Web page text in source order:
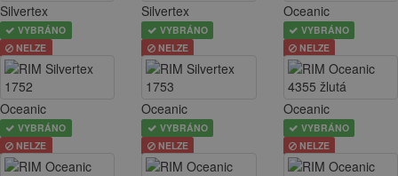
Silvertex
VYBRÁNO
NELZE
Silvertex
VYBRÁNO
NELZE
Oceanic
VYBRÁNO
NELZE
Oceanic
VYBRÁNO
NELZE
Oceanic
VYBRÁNO
NELZE
Oceanic
VYBRÁNO
NELZE